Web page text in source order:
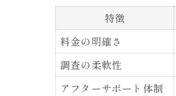
特徴
料金の明確さ
調査の柔軟性
アフターサポート体制